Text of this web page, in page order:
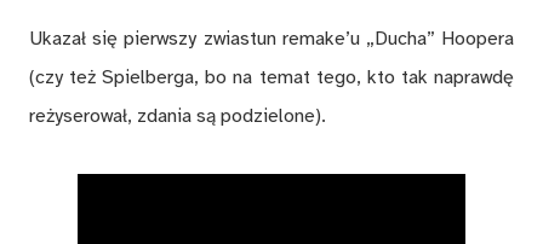
Ukazał się pierwszy zwiastun remake’u „Ducha” Hoopera
(czy też Spielberga, bo na temat tego, kto tak naprawdę
reżyserował, zdania są podzielone).